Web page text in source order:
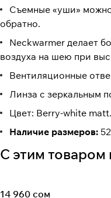
Съемные «уши» можно
обратно.
Neckwarmer делает
воздуха на шею при
Вентиляционные
Линза с зеркальным
Цвет: Berry-white matt.
Наличие размеров:
С этим товаром
14 960 сом